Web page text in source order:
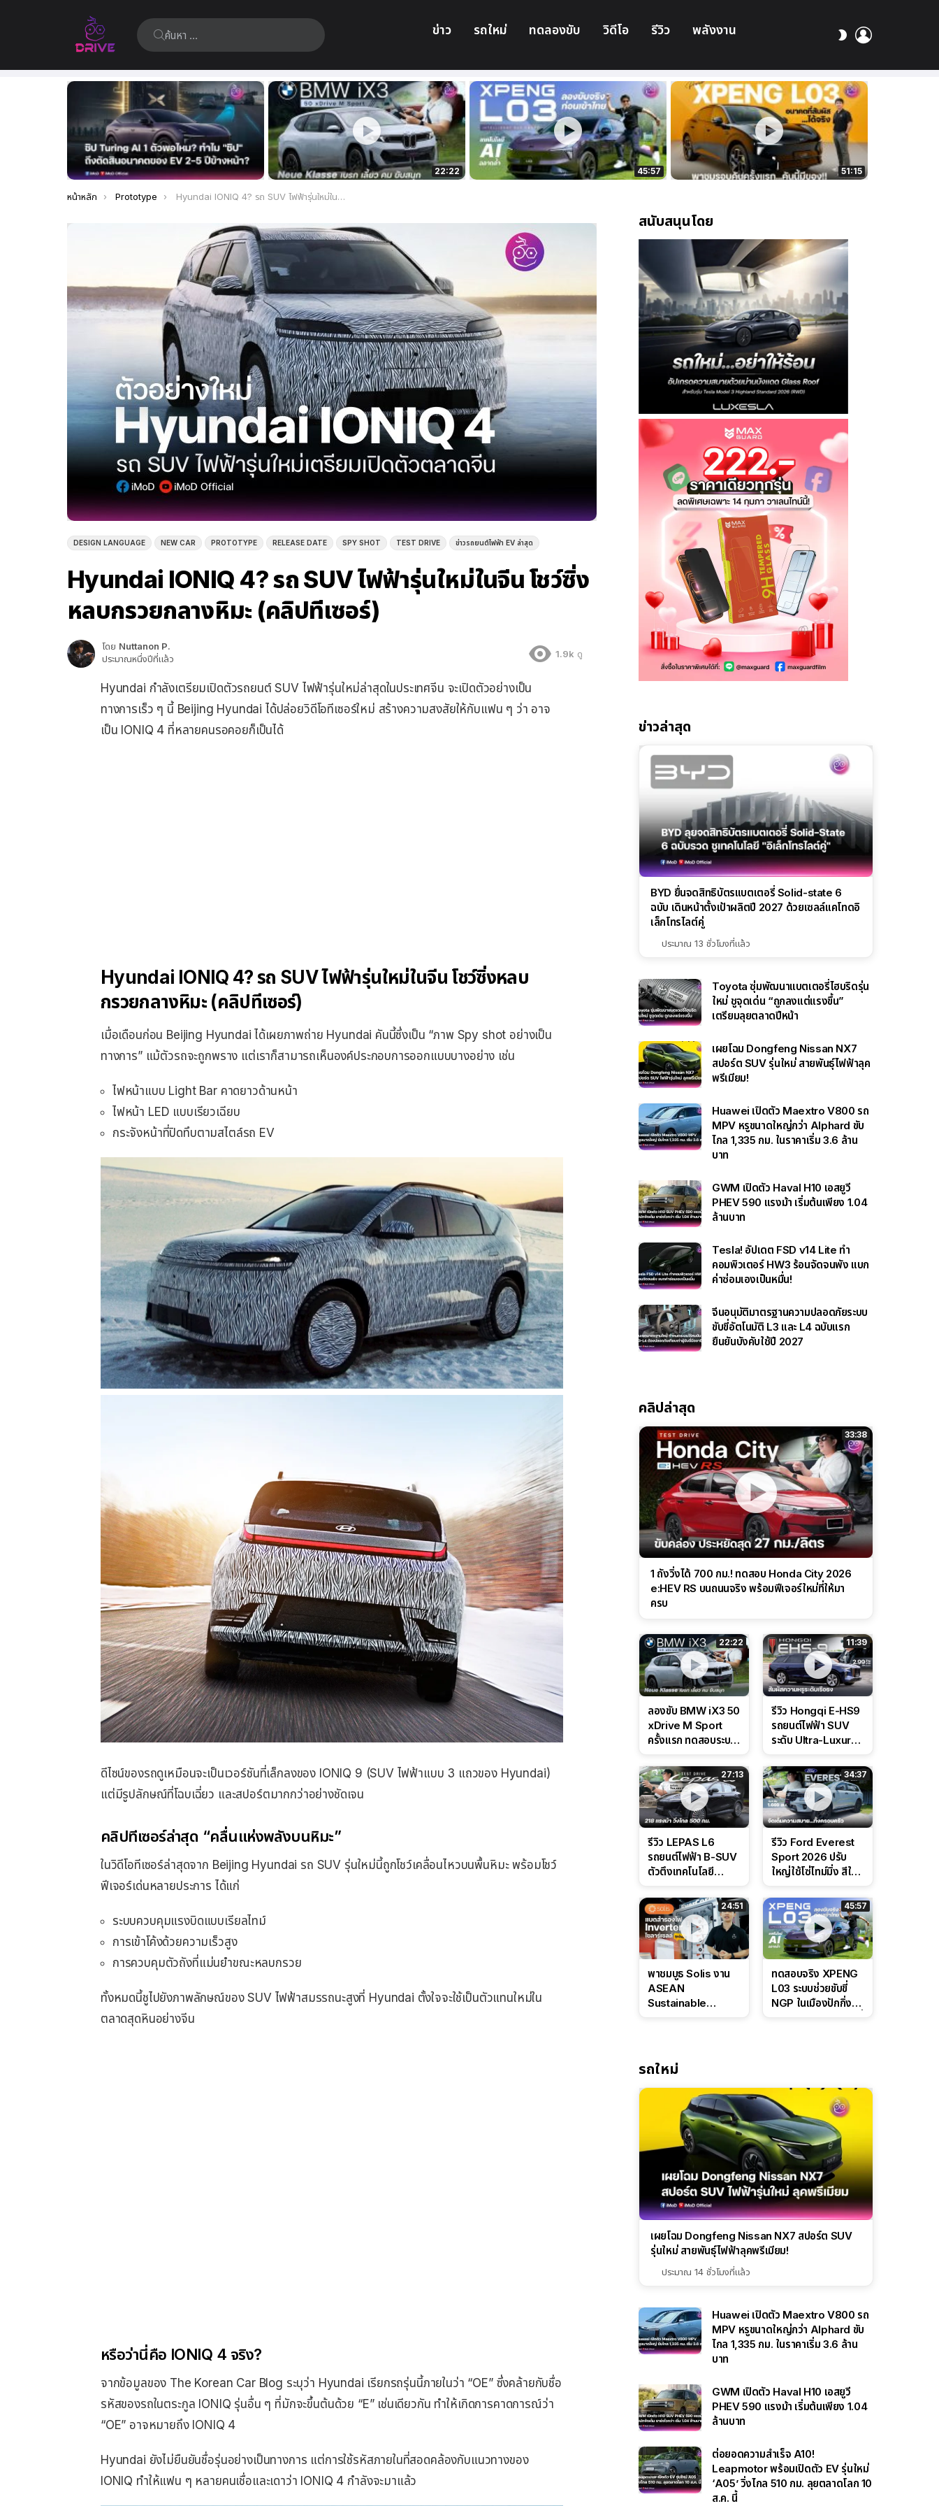
ค้นหา: ข่าว รถใหม่ ทดลองขับ วิดีโอ รีวิว พลังงาน
สลับ
เรื่อง
ล่าสุด
22:22 45:57 51:15
คุณอยู่ที่นี่:
หน้าหลัก Prototype Hyundai IONIQ 4? รถ SUV ไฟฟ้ารุ่นใหม่ในจีน โชว์ซิ่งหลบกรวยกลางหิมะ (คลิปทีเซอร์)
DESIGN LANGUAGE NEW CAR PROTOTYPE RELEASE DATE SPY SHOT TEST DRIVE ข่าวรถยนต์ไฟฟ้า EV ล่าสุด
Hyundai IONIQ 4? รถ SUV ไฟฟ้ารุ่นใหม่ในจีน โชว์ซิ่ง
หลบกรวยกลางหิมะ (คลิปทีเซอร์)
โดย Nuttanon P.
ประมาณหนึ่งปีที่แล้ว
1.9k ดู
Hyundai กำลังเตรียมเปิดตัวรถยนต์ SUV ไฟฟ้ารุ่นใหม่ล่าสุดในประเทศจีน จะเปิดตัวอย่างเป็น
ทางการเร็ว ๆ นี้ Beijing Hyundai ได้ปล่อยวิดีโอทีเซอร์ใหม่ สร้างความสงสัยให้กับแฟน ๆ ว่า อาจ
เป็น IONIQ 4 ที่หลายคนรอคอยก็เป็นได้
Hyundai IONIQ 4? รถ SUV ไฟฟ้ารุ่นใหม่ในจีน โชว์ซิ่งหลบ
กรวยกลางหิมะ (คลิปทีเซอร์)
เมื่อเดือนก่อน Beijing Hyundai ได้เผยภาพถ่าย Hyundai คันนี้ซึ่งเป็น “ภาพ Spy shot อย่างเป็น
ทางการ” แม้ตัวรถจะถูกพราง แต่เราก็สามารถเห็นองค์ประกอบการออกแบบบางอย่าง เช่น
ไฟหน้าแบบ Light Bar คาดยาวด้านหน้า
ไฟหน้า LED แบบเรียวเฉียบ
กระจังหน้าที่ปิดทึบตามสไตล์รถ EV
ดีไซน์ของรถดูเหมือนจะเป็นเวอร์ชันที่เล็กลงของ IONIQ 9 (SUV ไฟฟ้าแบบ 3 แถวของ Hyundai)
แต่มีรูปลักษณ์ที่โฉบเฉี่ยว และสปอร์ตมากกว่าอย่างชัดเจน
คลิปทีเซอร์ล่าสุด “คลื่นแห่งพลังบนหิมะ”
ในวิดีโอทีเซอร์ล่าสุดจาก Beijing Hyundai รถ SUV รุ่นใหม่นี้ถูกโชว์เคลื่อนไหวบนพื้นหิมะ พร้อมโชว์
ฟีเจอร์เด่นหลายประการ ได้แก่
ระบบควบคุมแรงบิดแบบเรียลไทม์
การเข้าโค้งด้วยความเร็วสูง
การควบคุมตัวถังที่แม่นยำขณะหลบกรวย
ทั้งหมดนี้ชูไปยังภาพลักษณ์ของ SUV ไฟฟ้าสมรรถนะสูงที่ Hyundai ตั้งใจจะใช้เป็นตัวแทนใหม่ใน
ตลาดสุดหินอย่างจีน
หรือว่านี่คือ IONIQ 4 จริง?
จากข้อมูลของ The Korean Car Blog ระบุว่า Hyundai เรียกรถรุ่นนี้ภายในว่า “OE” ซึ่งคล้ายกับชื่อ
รหัสของรถในตระกูล IONIQ รุ่นอื่น ๆ ที่มักจะขึ้นต้นด้วย “E” เช่นเดียวกัน ทำให้เกิดการคาดการณ์ว่า
“OE” อาจหมายถึง IONIQ 4
Hyundai ยังไม่ยืนยันชื่อรุ่นอย่างเป็นทางการ แต่การใช้รหัสภายในที่สอดคล้องกับแนวทางของ
IONIQ ทำให้แฟน ๆ หลายคนเชื่อและเดาว่า IONIQ 4 กำลังจะมาแล้ว
สนับสนุนโดย
ข่าวล่าสุด
BYD ยื่นจดสิทธิบัตรแบตเตอรี่ Solid-state 6
ฉบับ เดินหน้าตั้งเป้าผลิตปี 2027 ด้วยเซลล์แคโทดอิ
เล็กโทรไลต์คู่
ประมาณ 13 ชั่วโมงที่แล้ว
Toyota ซุ่มพัฒนาแบตเตอรี่ไฮบริดรุ่น
ใหม่ ชูจุดเด่น “ถูกลงแต่แรงขึ้น”
เตรียมลุยตลาดปีหน้า
เผยโฉม Dongfeng Nissan NX7
สปอร์ต SUV รุ่นใหม่ สายพันธุ์ไฟฟ้าลุค
พรีเมียม!
Huawei เปิดตัว Maextro V800 รถ
MPV หรูขนาดใหญ่กว่า Alphard ขับ
ไกล 1,335 กม. ในราคาเริ่ม 3.6 ล้าน
บาท
GWM เปิดตัว Haval H10 เอสยูวี
PHEV 590 แรงม้า เริ่มต้นเพียง 1.04
ล้านบาท
Tesla! อัปเดต FSD v14 Lite ทำ
คอมพิวเตอร์ HW3 ร้อนจัดจนพัง แบก
ค่าซ่อมเองเป็นหมื่น!
จีนอนุมัติมาตรฐานความปลอดภัยระบบ
ขับขี่อัตโนมัติ L3 และ L4 ฉบับแรก
ยืนยันบังคับใช้ปี 2027
คลิปล่าสุด
33:38
1 ถังวิ่งได้ 700 กม.! ทดสอบ Honda City 2026
e:HEV RS บนถนนจริง พร้อมฟีเจอร์ใหม่ที่ให้มา
ครบ
22:22
ลองขับ BMW iX3 50
xDrive M Sport
ครั้งแรก ทดสอบระบบ
Performance แบบ
จัดเต็มในสนาม
11:39
รีวิว Hongqi E-HS9
รถยนต์ไฟฟ้า SUV
ระดับ Ultra-Luxury
CDC นุ่มหนึบเหนือ
ระดับ
27:13
รีวิว LEPAS L6
รถยนต์ไฟฟ้า B-SUV
ตัวตึงเทคโนโลยี
ล่างหนึบ ลุ้นราคา 7
แสนต้น
34:37
รีวิว Ford Everest
Sport 2026 ปรับ
ใหญ่ใช้โซ่ไทม์มิ่ง สีใหม่
ดุดันสไตล์ครอบครัว
สายลุย
24:51
พาชมบูธ Solis งาน
ASEAN
Sustainable
IntelliHouse และ
EverCORE โซลูชัน
ESS ครบวงจร
45:57
ทดสอบจริง XPENG
L03 ระบบช่วยขับขี่
NGP ในเมืองปักกิ่ง
รถใหม่
เผยโฉม Dongfeng Nissan NX7 สปอร์ต SUV
รุ่นใหม่ สายพันธุ์ไฟฟ้าลุคพรีเมียม!
ประมาณ 14 ชั่วโมงที่แล้ว
Huawei เปิดตัว Maextro V800 รถ
MPV หรูขนาดใหญ่กว่า Alphard ขับ
ไกล 1,335 กม. ในราคาเริ่ม 3.6 ล้าน
บาท
GWM เปิดตัว Haval H10 เอสยูวี
PHEV 590 แรงม้า เริ่มต้นเพียง 1.04
ล้านบาท
ต่อยอดความสำเร็จ A10!
Leapmotor พร้อมเปิดตัว EV รุ่นใหม่
‘A05’ วิ่งไกล 510 กม. ลุยตลาดโลก 10
ส.ค. นี้